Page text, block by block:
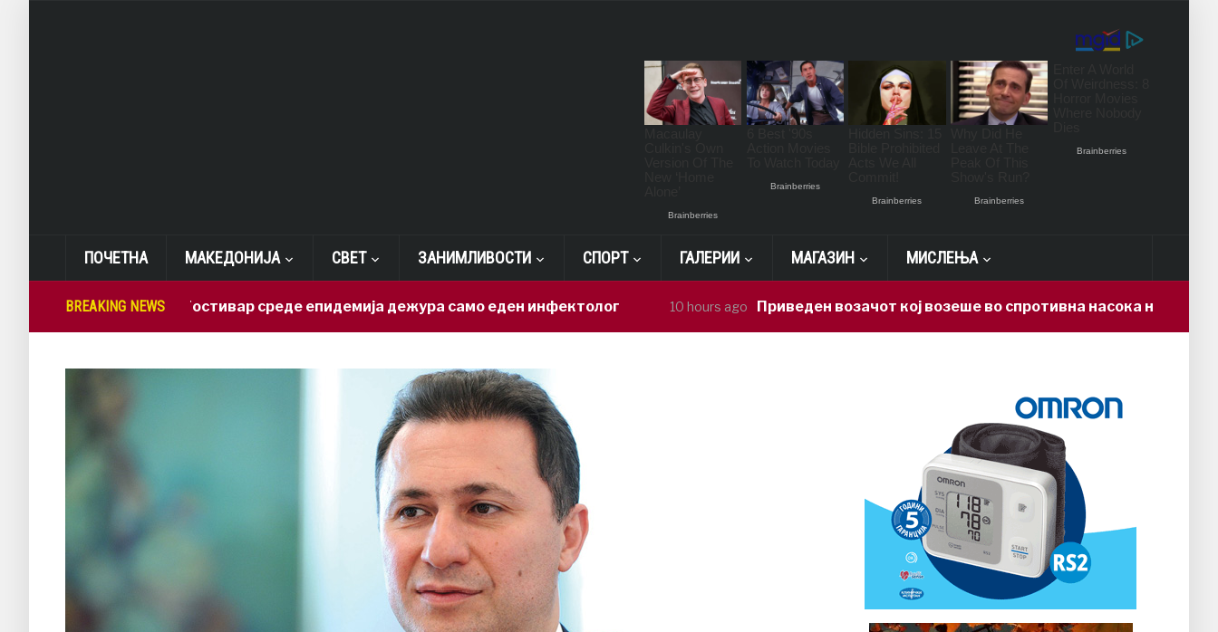
ПОЧЕТНА МАКЕДОНИЈА СВЕТ ЗАНИМЛИВОСТИ СПОРТ ГАЛЕРИИ МАГАЗИН МИСЛЕЊА
BREAKING NEWS
СДСМ: Во Гостивар среде епидемија дежура само еден инфектолог 10 hours ago Приведен возачот кој возеше во спротивна насока на автопатот